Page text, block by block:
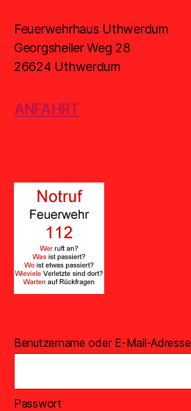
Feuerwehrhaus Uthwerdum
Georgsheiler Weg 28
26624 Uthwerdum
ANFAHRT
Benutzername oder E-Mail-Adresse
Passwort